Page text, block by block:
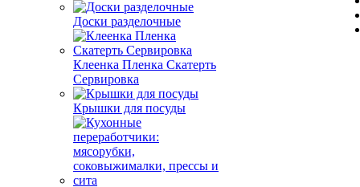
Доски разделочные
Клеенка Пленка Скатерть
Сервировка
Крышки для посуды